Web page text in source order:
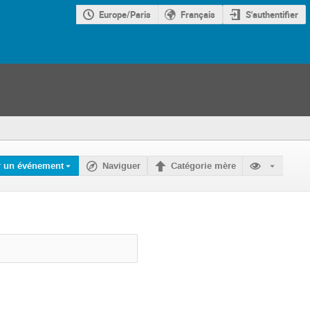
Europe/Paris Français S'authentifier
un événement Naviguer Catégorie mère